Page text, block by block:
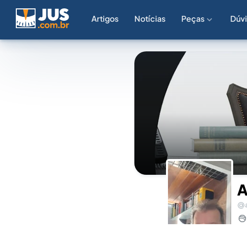
Artigos Notícias Peças